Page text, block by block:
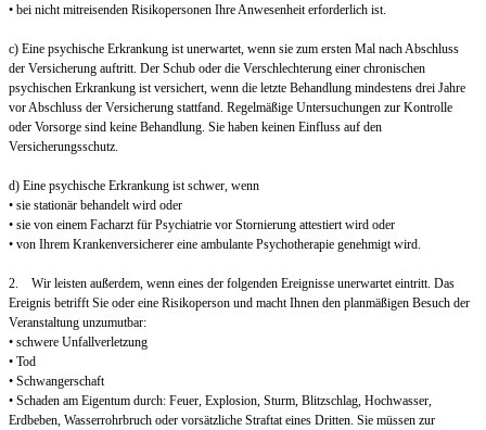
• bei nicht mitreisenden Risikopersonen Ihre Anwesenheit erforderlich ist.
c) Eine psychische Erkrankung ist unerwartet, wenn sie zum ersten Mal nach Abschluss
der Versicherung auftritt. Der Schub oder die Verschlechterung einer chronischen
psychischen Erkrankung ist versichert, wenn die letzte Behandlung mindestens drei Jahre
vor Abschluss der Versicherung stattfand. Regelmäßige Untersuchungen zur Kontrolle
oder Vorsorge sind keine Behandlung. Sie haben keinen Einfluss auf den
Versicherungsschutz.
d) Eine psychische Erkrankung ist schwer, wenn
• sie stationär behandelt wird oder
• sie von einem Facharzt für Psychiatrie vor Stornierung attestiert wird oder
• von Ihrem Krankenversicherer eine ambulante Psychotherapie genehmigt wird.
2. Wir leisten außerdem, wenn eines der folgenden Ereignisse unerwartet eintritt. Das
Ereignis betrifft Sie oder eine Risikoperson und macht Ihnen den planmäßigen Besuch der
Veranstaltung unzumutbar:
• schwere Unfallverletzung
• Tod
• Schwangerschaft
• Schaden am Eigentum durch: Feuer, Explosion, Sturm, Blitzschlag, Hochwasser,
Erdbeben, Wasserrohrbruch oder vorsätzliche Straftat eines Dritten. Sie müssen zur